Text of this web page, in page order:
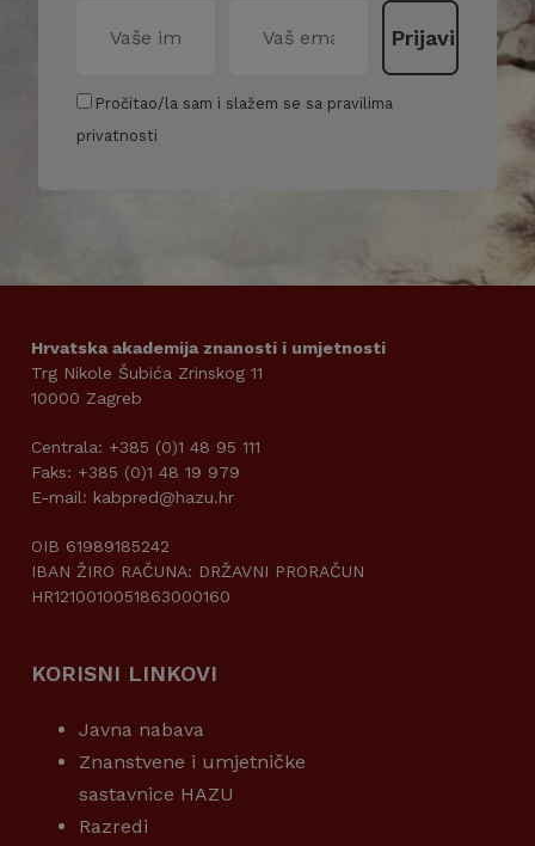
Pročitao/la sam i slažem se sa pravilima
privatnosti
Hrvatska akademija znanosti i umjetnosti
Trg Nikole Šubića Zrinskog 11
10000 Zagreb
Centrala: +385 (0)1 48 95 111
Faks: +385 (0)1 48 19 979
E-mail: kabpred@hazu.hr
OIB 61989185242
IBAN ŽIRO RAČUNA: DRŽAVNI PRORAČUN
HR1210010051863000160
KORISNI LINKOVI
Javna nabava
Znanstvene i umjetničke
sastavnice HAZU
Razredi